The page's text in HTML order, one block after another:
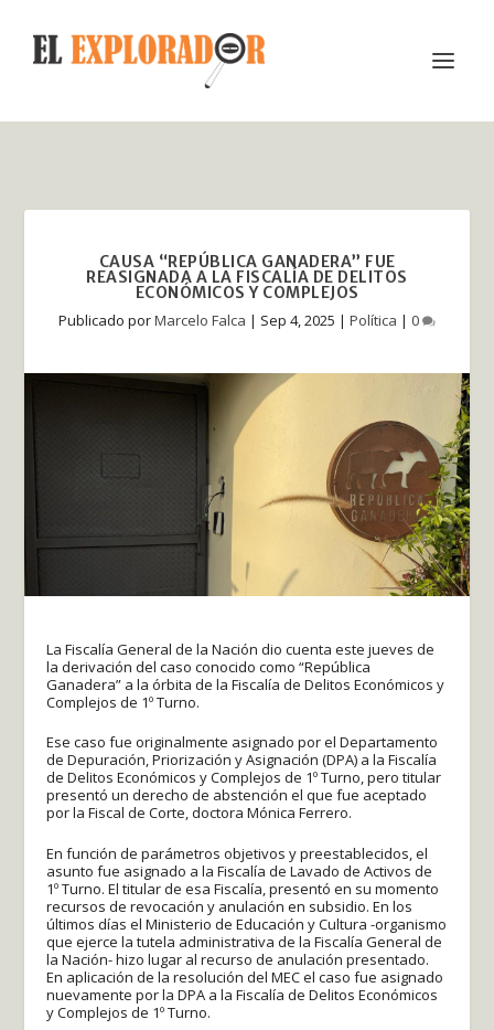
CAUSA “REPÚBLICA GANADERA” FUE
REASIGNADA A LA FISCALÍA DE DELITOS
ECONÓMICOS Y COMPLEJOS
Publicado porMarcelo Falca | Sep 4, 2025 | Política | 0
La Fiscalía General de la Nación dio cuenta este jueves de
la derivación del caso conocido como “República
Ganadera” a la órbita de la Fiscalía de Delitos Económicos y
Complejos de 1º Turno.
Ese caso fue originalmente asignado por el Departamento
de Depuración, Priorización y Asignación (DPA) a la Fiscalía
de Delitos Económicos y Complejos de 1º Turno, pero titular
presentó un derecho de abstención el que fue aceptado
por la Fiscal de Corte, doctora Mónica Ferrero.
En función de parámetros objetivos y preestablecidos, el
asunto fue asignado a la Fiscalía de Lavado de Activos de
1º Turno. El titular de esa Fiscalía, presentó en su momento
recursos de revocación y anulación en subsidio. En los
últimos días el Ministerio de Educación y Cultura -organismo
que ejerce la tutela administrativa de la Fiscalía General de
la Nación- hizo lugar al recurso de anulación presentado.
En aplicación de la resolución del MEC el caso fue asignado
nuevamente por la DPA a la Fiscalía de Delitos Económicos
y Complejos de 1º Turno.